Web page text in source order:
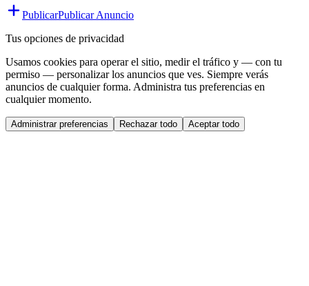
PublicarPublicar Anuncio
Tus opciones de privacidad
Usamos cookies para operar el sitio, medir el tráfico y — con tu
permiso — personalizar los anuncios que ves. Siempre verás
anuncios de cualquier forma. Administra tus preferencias en
cualquier momento.
Administrar preferencias Rechazar todo Aceptar todo